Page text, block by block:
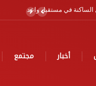
أخبار مجتمع